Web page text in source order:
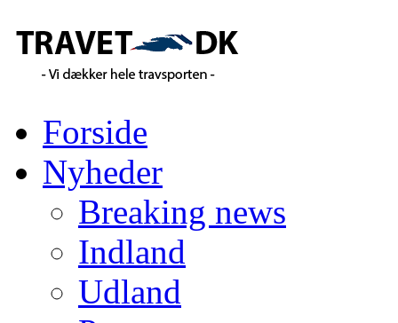
Forside
Nyheder
Breaking news
Indland
Udland